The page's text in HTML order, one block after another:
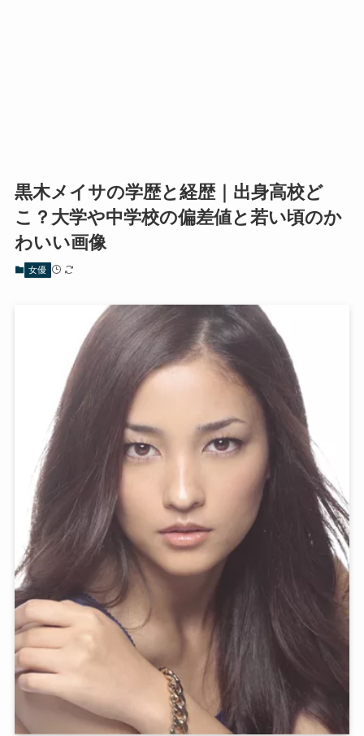
黒木メイサの学歴と経歴｜出身高校ど
こ？大学や中学校の偏差値と若い頃のか
わいい画像
女優